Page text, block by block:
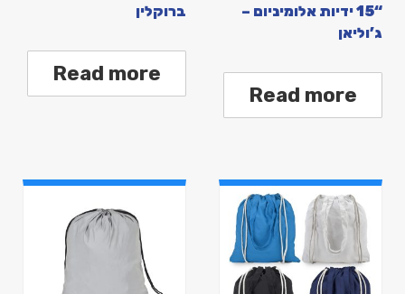
“15 ידיות אלומיניום –
ג’וליאן
Read more
ברוקלין
Read more